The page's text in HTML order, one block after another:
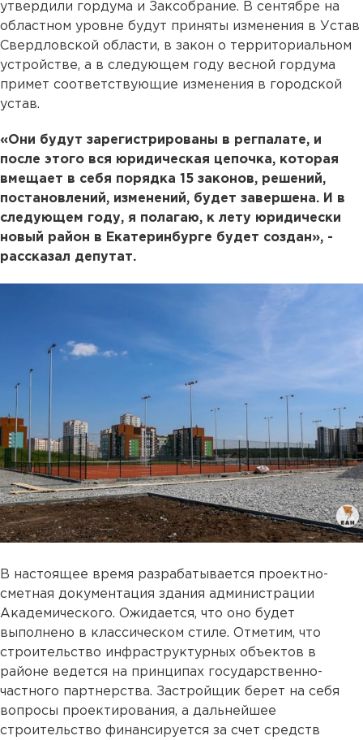
утвердили гордума и Заксобрание. В сентябре на
областном уровне будут приняты изменения в Устав
Свердловской области, в закон о территориальном
устройстве, а в следующем году весной гордума
примет соответствующие изменения в городской
устав.
«Они будут зарегистрированы в регпалате, и
после этого вся юридическая цепочка, которая
вмещает в себя порядка 15 законов, решений,
постановлений, изменений, будет завершена. И в
следующем году, я полагаю, к лету юридически
новый район в Екатеринбурге будет создан», -
рассказал депутат.
В настоящее время разрабатывается проектно-
сметная документация здания администрации
Академического. Ожидается, что оно будет
выполнено в классическом стиле. Отметим, что
строительство инфраструктурных объектов в
районе ведется на принципах государственно-
частного партнерства. Застройщик берет на себя
вопросы проектирования, а дальнейшее
строительство финансируется за счет средств